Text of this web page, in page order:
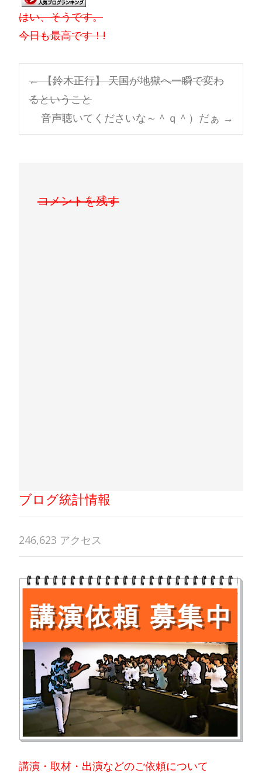
はい、そうです。
今日も最高です！!
Post
navigation
←【鈴木正行】 天国が地獄へ一瞬で変わ
るということ
音声聴いてくださいな～＾ｑ＾）だぁ →
コメントを残す
ブログ統計情報
246,623 アクセス
講演・取材・出演などのご依頼について